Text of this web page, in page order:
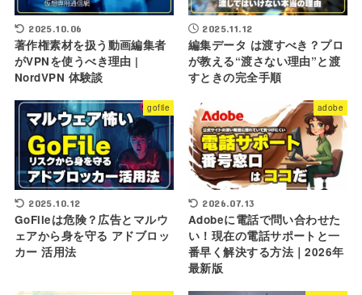
2025.10.06
著作権素材を扱う動画編集者
がVPNを使うべき理由 |
NordVPN 体験談
2025.11.12
編集データ は渡すべき？プロ
が教える“渡さない理由”と渡
すときの完全手順
gofile
2025.10.12
GoFileは危険？広告とマルウ
ェアから身を守る アドブロッ
カー 活用法
adobe
2026.07.13
Adobeに電話で問い合わせた
い！現在の電話サポートと一
番早く解決する方法｜2026年
最新版